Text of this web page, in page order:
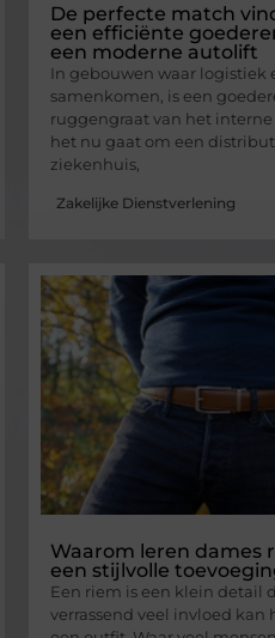
De perfecte match
een efficiënte
een moderne autolift
In gebouwen waar logistiek
samenkomen, is een
ruggengraat van het interne
het nu gaat om een
ziekenhuis,
Zakelijke Dienstverlening
Waarom leren dames
een stijlvolle
Een riem is een klein detail
verrassend veel invloed kan